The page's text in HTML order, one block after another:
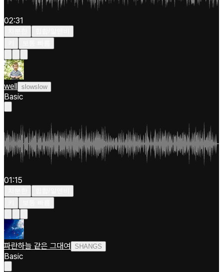
02:31
well slowslow
Basic
01:15
파란하늘 같은 그대여 SHANGS
Basic